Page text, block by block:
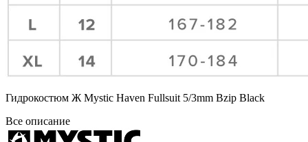
Гидрокостюм Ж Mystic Haven Fullsuit 5/3mm Bzip Black
Все описание